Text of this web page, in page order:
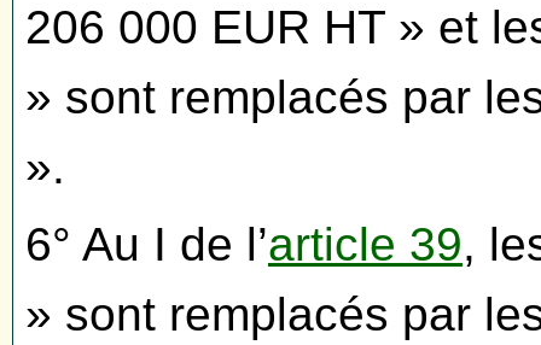
206 000 EUR HT » et
» sont remplacés par
».
6° Au I de l’article 39,
» sont remplacés par